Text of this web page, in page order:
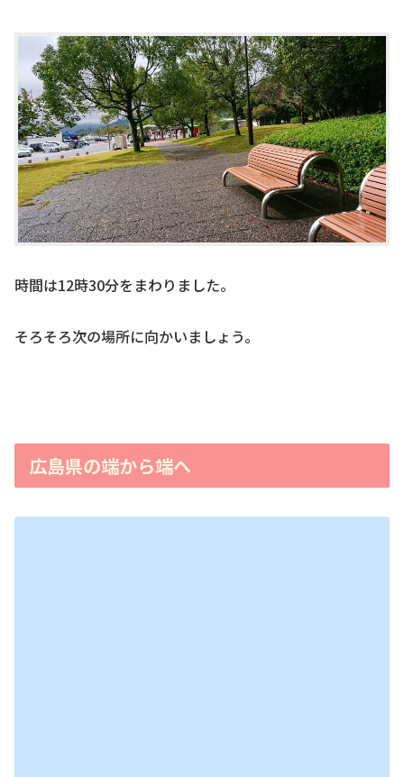
時間は12時30分をまわりました。
そろそろ次の場所に向かいましょう。
広島県の端から端へ